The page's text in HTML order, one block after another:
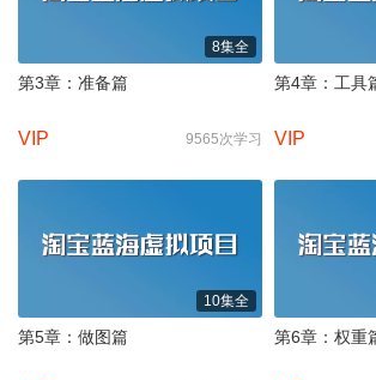
8集全
第3章：准备篇
VIP 9565次学习
第4章：工具
VIP
10集全
第5章：做图篇 第6章：权重